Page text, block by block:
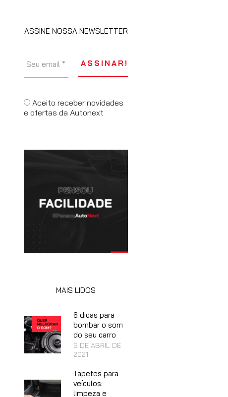
ASSINE NOSSA NEWSLETTER
Aceito receber novidades
e ofertas da Autonext
MAIS LIDOS
6 dicas para
bombar o som
do seu carro
5 DE ABRIL DE
2021
Tapetes para
veículos:
limpeza e